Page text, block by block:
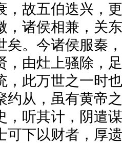
，故五伯迭兴，
，诸侯相兼，关
矣。今诸侯服秦
，由灶上骚除，
，此万世之一时
约从，虽有黄帝
，听其计，阴遣
可下以财者，厚